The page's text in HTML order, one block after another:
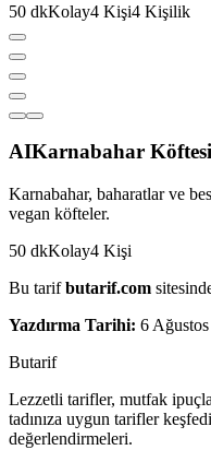
50 dkKolay4 Kişi4 Kişilik
AIKarnabahar Köftesi
Karnabahar, baharatlar ve
vegan köfteler.
50 dkKolay4 Kişi
Bu tarifbutarif.com
Yazdırma Tarihi: 6
Butarif
Lezzetli tarifler, mutfak
tadınıza uygun tarifler
değerlendirmeleri.